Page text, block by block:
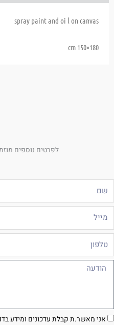
spray paint and oi l on canvas
180×150 cm
לפרטים נוספים
אני מאשר.ת קבלת עדכונים ומידע